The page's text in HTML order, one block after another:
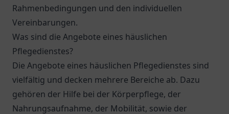
Rahmenbedingungen und den individuellen
Vereinbarungen.
Was sind die Angebote eines häuslichen
Pflegedienstes?
Die Angebote eines häuslichen Pflegedienstes sind
vielfältig und decken mehrere Bereiche ab. Dazu
gehören der Hilfe bei der Körperpflege, der
Nahrungsaufnahme, der Mobilität, sowie der